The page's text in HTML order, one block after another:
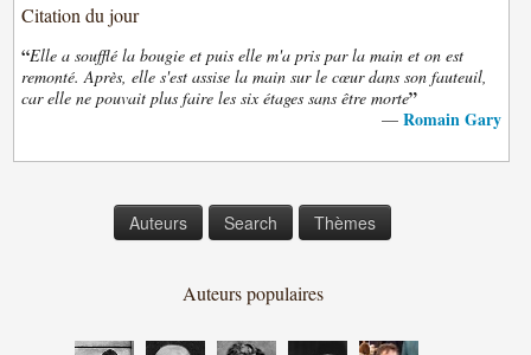
Citation du jour
“Elle a soufflé la bougie et puis elle m'a pris par la main et on est
remonté. Après, elle s'est assise la main sur le cœur dans son fauteuil,
car elle ne pouvait plus faire les six étages sans être morte”
— Romain Gary
Auteurs Search Thèmes
Auteurs populaires